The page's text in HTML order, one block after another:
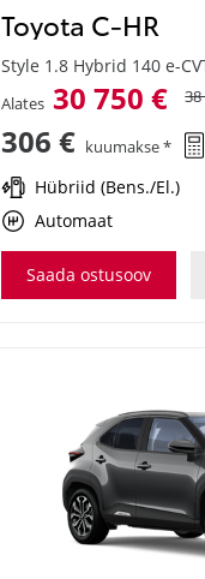
Toyota C-HR
Style 1.8 Hybrid 140 e-
Alates 30 750 €
306 € kuumakse *
Hübriid (Bens./El.)
Automaat
Saada ostusoov